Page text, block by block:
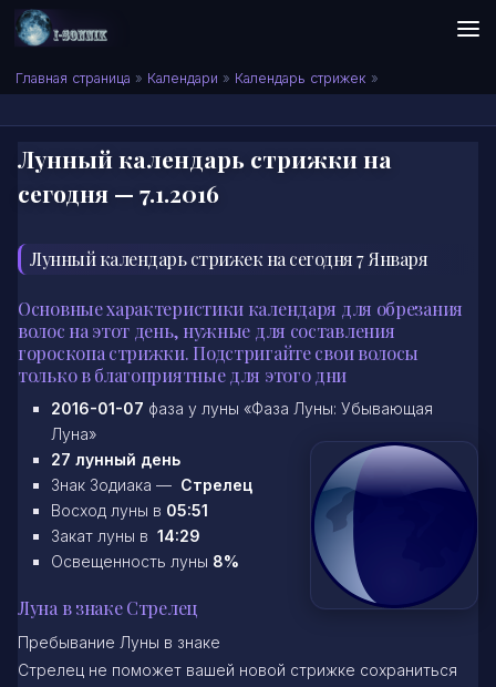
Skip to content
Сонник I-SONNIK.COM
Главная страница » Календари » Календарь стрижек »
Лунный календарь стрижки на
сегодня — 7.1.2016
Лунный календарь стрижек на сегодня 7 Января
Основные характеристики календаря для обрезания
волос на этот день, нужные для составления
гороскопа стрижки. Подстригайте свои волосы
только в благоприятные для этого дни
2016-01-07 фаза у луны «Фаза Луны: Убывающая
Луна»
27 лунный день
Знак Зодиака — Стрелец
Восход луны в 05:51
Закат луны в 14:29
Освещенность луны 8%
Луна в знаке Стрелец
Пребывание Луны в знаке
Стрелец не поможет вашей новой стрижке сохраниться